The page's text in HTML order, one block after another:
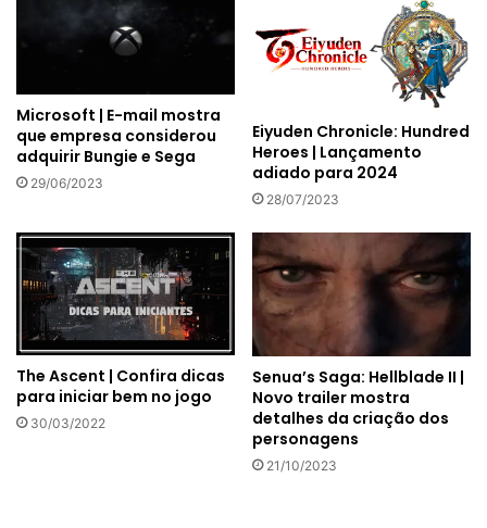
Microsoft | E-mail mostra
que empresa considerou
adquirir Bungie e Sega
29/06/2023
Eiyuden Chronicle: Hundred
Heroes | Lançamento
adiado para 2024
28/07/2023
The Ascent | Confira dicas
para iniciar bem no jogo
30/03/2022
Senua’s Saga: Hellblade II |
Novo trailer mostra
detalhes da criação dos
personagens
21/10/2023